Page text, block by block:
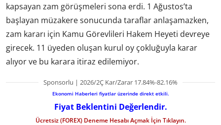
kapsayan zam görüşmeleri sona erdi. 1 Ağustos’ta
başlayan müzakere sonucunda taraflar anlaşamazken,
zam kararı için Kamu Görevlileri Hakem Heyeti devreye
girecek. 11 üyeden oluşan kurul oy çokluğuyla karar
alıyor ve bu karara itiraz edilemiyor.
Sponsorlu | 2026/2Ç Kar/Zarar 17.84%-82.16%
Ekonomi Haberleri fiyatlar üzerinde direkt etkili.
Fiyat Beklentini Değerlendir.
Ücretsiz (FOREX) Deneme Hesabı Açmak İçin Tıklayın.